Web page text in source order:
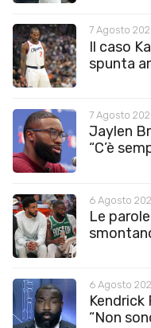
7 Agosto
Il caso
spunta
7 Agosto
Jaylen
“C’è
6 Agosto
Le
6 Agosto
Kendrick
“Non